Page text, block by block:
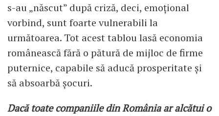
s-au „născut” după criză, deci, emoțional
vorbind, sunt foarte vulnerabili la
următoarea. Tot acest tablou lasă economia
românească fără o pătură de mijloc de firme
puternice, capabile să aducă prosperitate și
să absoarbă șocuri.
Dacă toate companiile din România ar alcătui o